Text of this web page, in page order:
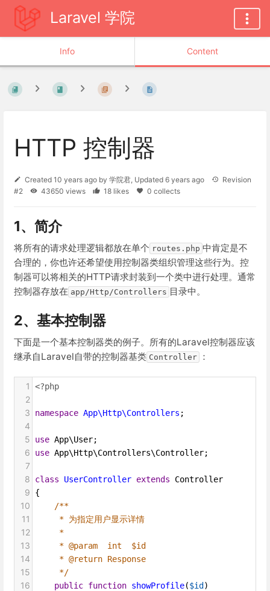
Laravel 学院
Info Content
HTTP 控制器
Created 10 years ago by 学院君, Updated 6 years ago
Revision
#2
43650 views 18 likes 0 collects
1、简介
将所有的请求处理逻辑都放在单个 routes.php 中肯定是不
合理的，你也许还希望使用控制器类组织管理这些行为。控
制器可以将相关的HTTP请求封装到一个类中进行处理。通常
控制器存放在 app/Http/Controllers 目录中。
2、基本控制器
下面是一个基本控制器类的例子。所有的Laravel控制器应该
继承自Laravel自带的控制器基类 Controller ：
1 <?php
2
3
namespace App\Http\Controllers ;
4
5
use App\User;
6 use App\Http\Controllers\Controller;
7
8
class UserController extends Controller
9 {
10 /**
11 * 为指定用户显示详情
12 *
13 * @param  int  $id
14 * @return Response
15 */
16 public function showProfile($id )